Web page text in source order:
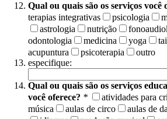
Qual ou quais são os serviços você
terapias integrativas
psicologia
astrologia
nutrição
odontologia
medicina yoga
acupuntura
psicoterapia
outro
especifique:
Qual ou quais são os serviços
você oferece? * atividades para
música
aulas de circo aulas de